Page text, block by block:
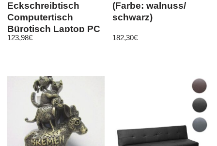
Eckschreibtisch
Computertisch
Bürotisch Laptop PC
Tisch
123,98€
(Farbe: walnuss/
schwarz)
182,30€